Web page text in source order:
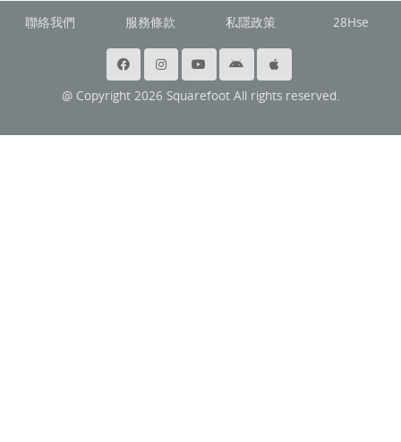
聯絡我們 服務條款 私隱政策 28Hse
@ Copyright 2026 Squarefoot All rights reserved.